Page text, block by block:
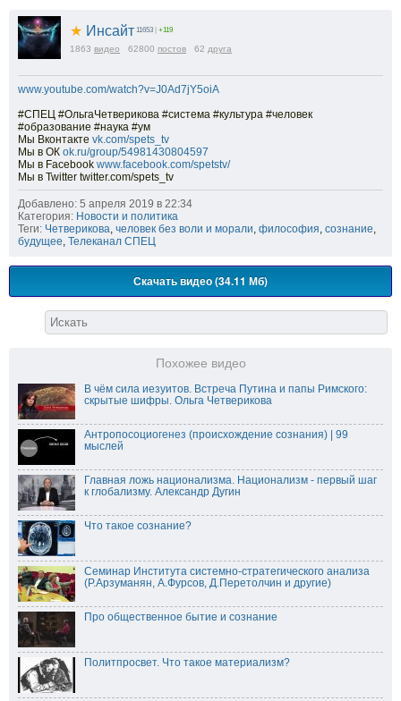
★ Инсайт 11653 +119
1863 видео 62800 постов 62 друга
www.youtube.com/watch?v=J0Ad7jY5oiA
#СПЕЦ #ОльгаЧетверикова #система #культура #человек
#образование #наука #ум
Мы Вконтакте vk.com/spets_tv
Мы в ОК ok.ru/group/54981430804597
Мы в Facebook www.facebook.com/spetstv/
Мы в Twitter twitter.com/spets_tv
Добавлено: 5 апреля 2019 в 22:34
Категория: Новости и политика
Теги: Четверикова, человек без воли и морали, философия, сознание,
будущее, Телеканал СПЕЦ
Скачать видео (34.11 Мб)
Похожее видео
В чём сила иезуитов. Встреча Пyтина и папы Римского:
скрытые шифры. Ольга Четверикова
Антропосоциогенез (происхождение сознания) | 99
мыслей
Главная ложь национализма. Национализм - первый шаг
к глобализму. Александр Дугин
Что такое сознание?
Семинар Института системно-стратегического анализа
(Р.Арзуманян, А.Фурсов, Д.Перетолчин и другие)
Про общественное бытие и сознание
Политпросвет. Что такое материализм?